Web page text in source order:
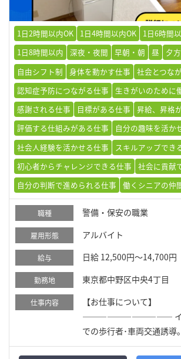
1日2時間以内OK 1日4時間以内OK
1日6時間
1日8時間以内
深夜・夜間 早朝・朝 昼 夕方
自由シフト制
身体を動かす仕事
社会とつな
認知症予防につながる仕事
生きがいのために
感謝される仕事
目標がある仕事
昇給、昇格
評価する仕組みがある仕事
自分の趣味を活か
社会人経験を活かせる仕事
スキルアップでき
初心者からチャレンジできる仕事
社会に貢献
自分の判断で進められる仕事
働くシニアの仲
職種 警備・保安の職業
雇用形態 アルバイト
給与 日給 12,500円～14,700円
勤務地 東京都中野区中央4丁目
仕事内容
【お仕事について】
――――――――――― イン
での歩行者･車両交通誘導